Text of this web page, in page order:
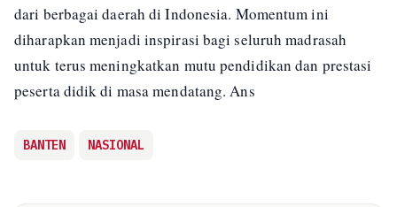
dari berbagai daerah di Indonesia. Momentum ini
diharapkan menjadi inspirasi bagi seluruh madrasah
untuk terus meningkatkan mutu pendidikan dan prestasi
peserta didik di masa mendatang. Ans
BANTEN NASIONAL